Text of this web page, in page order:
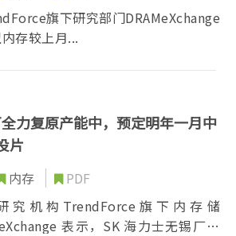
旗下研究部门DRAMeXchange
存较上月...
力复原产能中，预定明年一月中
片
内存
PDF
究 机 构 TrendForce 旗 下 内 存 储
表示，SK 海力士无锡厂于